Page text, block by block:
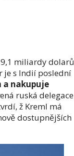
9,1 miliardy dolarů
je s Indií poslední
a nakupuje
ruská delegace
ž Kreml má
dostupnějších